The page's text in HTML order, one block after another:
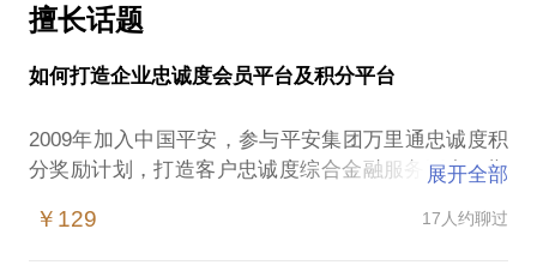
擅长话题
如何打造企业忠诚度会员平台及积分平台
2009年加入中国平安，参与平安集团万里通忠诚度积
分奖励计划，打造客户忠诚度综合金融服务平台，期
划建设并上线运营，万里通移动M站官网建设及会
展开全部
￥129 17人约聊过